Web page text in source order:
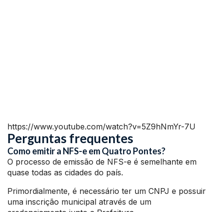
https://www.youtube.com/watch?v=5Z9hNmYr-7U
Perguntas frequentes
Como emitir a NFS-e em Quatro Pontes?
O processo de emissão de NFS-e é semelhante em
quase todas as cidades do país.
Primordialmente, é necessário ter um CNPJ e possuir
uma inscrição municipal através de um